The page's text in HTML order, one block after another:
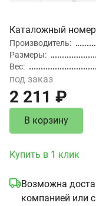
Каталожный номер
Производитель
Размеры
Вес
под заказ
2 211 ₽
В корзину
Купить в 1 клик
Возможна
компанией или